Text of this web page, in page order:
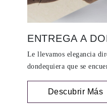
ENTREGA A
Le llevamos elegancia
dondequiera que se
Descubrir Más